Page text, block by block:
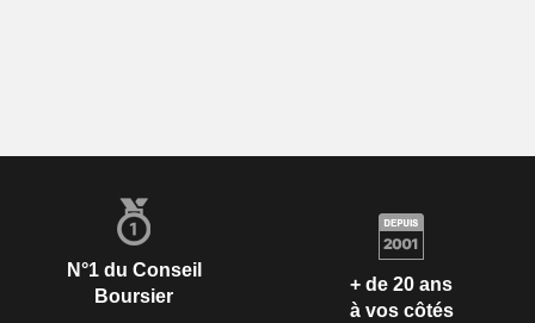
N°1 du Conseil
Boursier
+ de 20 ans
à vos côtés